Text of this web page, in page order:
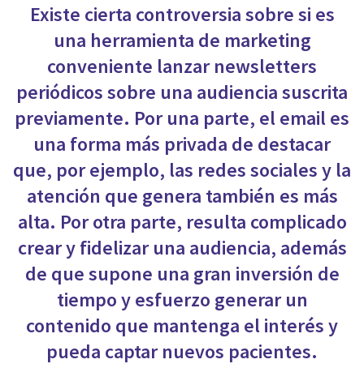
Existe cierta controversia sobre si es
una herramienta de marketing
conveniente lanzar newsletters
periódicos sobre una audiencia suscrita
previamente. Por una parte, el email es
una forma más privada de destacar
que, por ejemplo, las redes sociales y la
atención que genera también es más
alta. Por otra parte, resulta complicado
crear y fidelizar una audiencia, además
de que supone una gran inversión de
tiempo y esfuerzo generar un
contenido que mantenga el interés y
pueda captar nuevos pacientes.